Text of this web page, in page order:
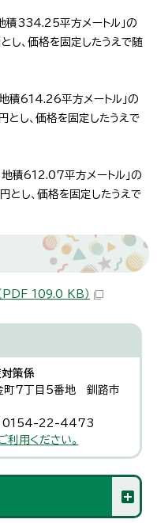
積334.25平方メートル」の
、価格を固定したうえで随
積614.26平方メートル」の
し、価格を固定したうえで
積612.07平方メートル」の
し、価格を固定したうえで
PDF 109.0 KB）
策係
7丁目5番地 釧路市
：0154-22-4473
利用ください。